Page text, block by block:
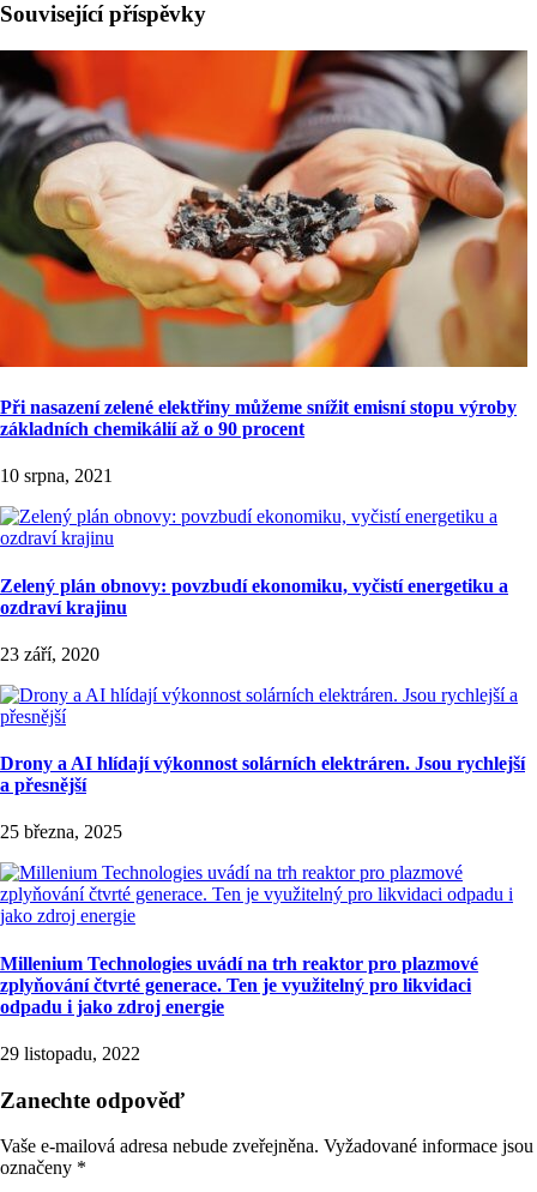
Související příspěvky
Při nasazení zelené elektřiny můžeme snížit emisní stopu výroby
základních chemikálií až o 90 procent
10 srpna, 2021
Zelený plán obnovy: povzbudí ekonomiku, vyčistí energetiku a
ozdraví krajinu
23 září, 2020
Drony a AI hlídají výkonnost solárních elektráren. Jsou rychlejší
a přesnější
25 března, 2025
Millenium Technologies uvádí na trh reaktor pro plazmové
zplyňování čtvrté generace. Ten je využitelný pro likvidaci
odpadu i jako zdroj energie
29 listopadu, 2022
Zanechte odpověď
Vaše e-mailová adresa nebude zveřejněna. Vyžadované informace jsou
označeny *